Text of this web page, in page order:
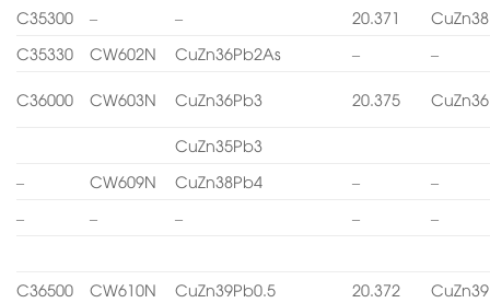
C35300 – – 20.371
C35330
CW602N CuZn36Pb2As – –
C36000 CW603N CuZn36Pb3 20.375
CuZn35Pb3
–
CW609N CuZn38Pb4 –
–
–
– – – –
C36500 CW610N CuZn39Pb0.5 20.372